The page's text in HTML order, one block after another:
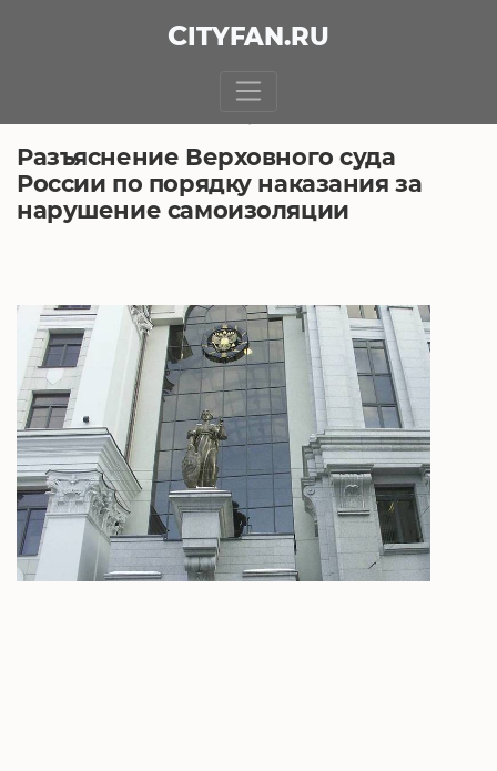
CITYFAN.RU
Разъяснение Верховного суда
России по порядку наказания за
нарушение самоизоляции